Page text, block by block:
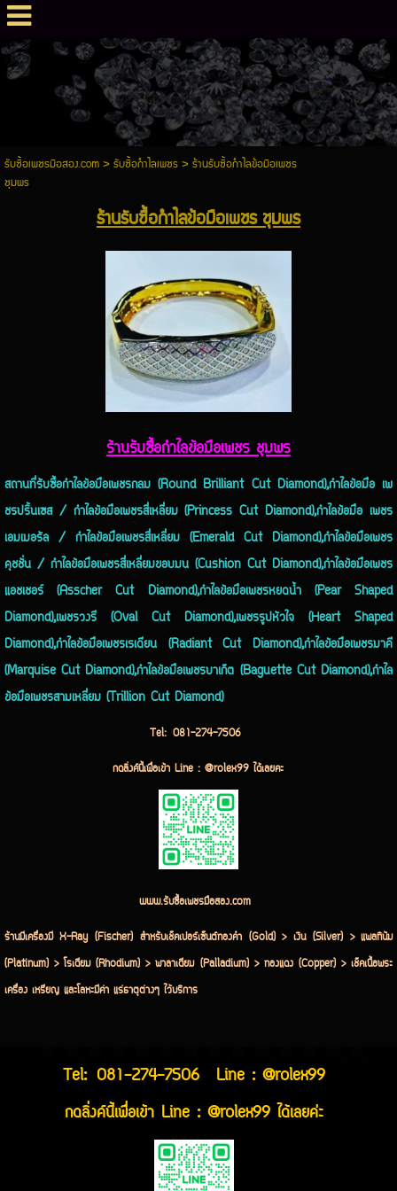
รับซื้อเพชรมือสอง.com> รับซื้อกำไลเพชร> ร้านรับซื้อกำไลข้อมือเพชร
ชุมพร
ร้านรับซื้อกำไลข้อมือเพชร ชุมพร
ร้านรับซื้อกำไลข้อมือเพชร ชุมพร
สถานที่รับซื้อกำไลข้อมือเพชรกลม (Round Brilliant Cut Diamond),กำไลข้อมือ เพ
ชรปริ้นเซส / กำไลข้อมือเพชรสี่เหลี่ยม (Princess Cut Diamond),กำไลข้อมือ เพชร
เอมเมอรัล / กำไลข้อมือเพชรสี่เหลี่ยม (Emerald Cut Diamond),กำไลข้อมือเพชร
คุชชั่น / กำไลข้อมือเพชรสี่เหลี่ยมขอบมน (Cushion Cut Diamond),กำไลข้อมือเพชร
แอชเชอร์ (Asscher Cut Diamond),กำไลข้อมือเพชรหยดน้ำ (Pear Shaped
Diamond),เพชรวงรี (Oval Cut Diamond),เพชรรูปหัวใจ (Heart Shaped
Diamond),กำไลข้อมือเพชรเรเดียน (Radiant Cut Diamond),กำไลข้อมือเพชรมาคี
(Marquise Cut Diamond),กำไลข้อมือเพชรบาเก็ต (Baguette Cut Diamond),กำไล
ข้อมือเพชรสามเหลี่ยม (Trillion Cut Diamond)
Tel: 081-274-7506
กดลิ่งค์นี้เพื่อเข้า Line : @rolex99 ได้เลยคะ
www.รับซื้อเพชรมือสอง.com
ร้านมีเครื่องมี X-Ray (Fischer) สำหรับเช็คเปอร์เซ็นต์ทองคำ (Gold) > เงิน (Silver) > แพลทินัม
(Platinum) > โรเดียม (Rhodium) > พาลาเดียม (Palladium) > ทองแดง (Copper) > เช็คเนื้อพระ
เครื่อง เหรียญ และโลหะมีค่า แร่ธาตุต่างๆ ไว้บริการ
Tel: 081-274-7506
Line : @rolex99
กดลิ่งค์นี้เพื่อเข้า Line : @rolex99 ได้เลยค่ะ